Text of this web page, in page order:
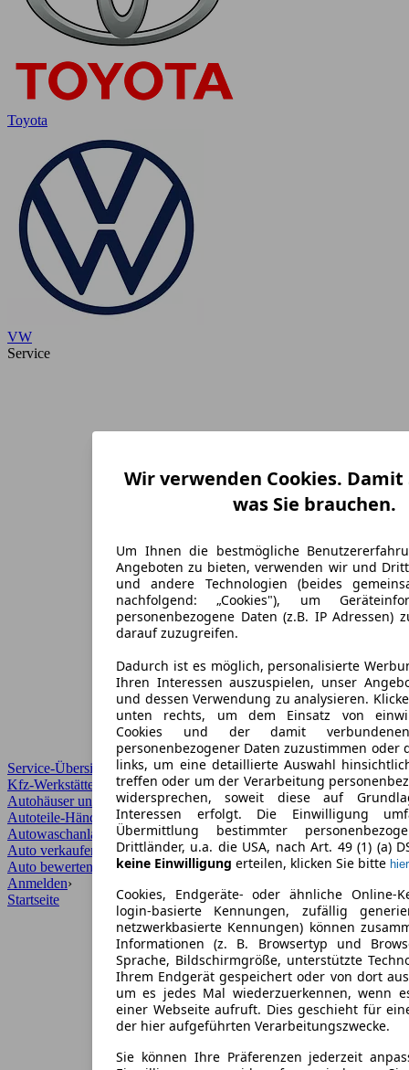
Toyota
VW
Service
Service-Übersicht
Kfz-Werkstätten
Autohäuser und Händler
Autoteile-Händler
Autowaschanlagen
Auto verkaufen
Auto bewerten
Anmelden›
Startseite
Wir verwenden Cookies.
was Sie brauchen.
Um Ihnen die bestmögliche
Angeboten zu bieten, verwenden wir und
und andere Technologien (beides
nachfolgend: „Cookies"), um
personenbezogene Daten (z.B. IP Adressen)
darauf zuzugreifen.
Dadurch ist es möglich, personalisierte
Ihren Interessen auszuspielen, unser
und dessen Verwendung zu analysieren.
unten rechts, um dem Einsatz von
Cookies und der damit
personenbezogener Daten zuzustimmen oder
links, um eine detaillierte Auswahl
treffen oder um der Verarbeitung
widersprechen, soweit diese auf
Interessen erfolgt. Die Einwilligung
Übermittlung bestimmter
Drittländer, u.a. die USA, nach Art. 49 (1) (a)
keine Einwilligung erteilen, klicken Sie bitte hier
Cookies, Endgeräte- oder ähnliche Online-
login-basierte Kennungen, zufällig
netzwerkbasierte Kennungen) können
Informationen (z. B. Browsertyp und
Sprache, Bildschirmgröße, unterstützte
Ihrem Endgerät gespeichert oder von dort
um es jedes Mal wiederzuerkennen, wenn
einer Webseite aufruft. Dies geschieht für
der hier aufgeführten Verarbeitungszwecke.
Sie können Ihre Präferenzen jederzeit